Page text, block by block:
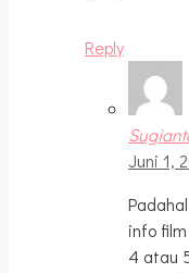
Reply
Juni 1,
info
4 atau